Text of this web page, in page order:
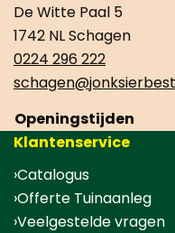
De Witte Paal 5
1742 NL Schagen
0224 296 222
Openingstijden
Klantenservice
Catalogus
Offerte Tuinaanleg
Veelgestelde vragen